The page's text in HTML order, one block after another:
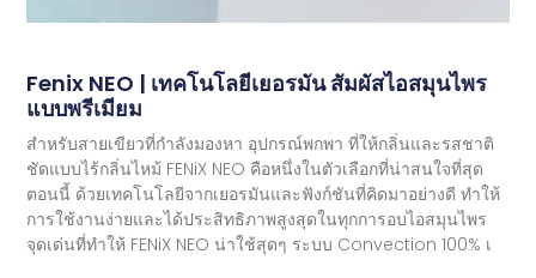
Fenix ​​​​NEO | เทคโนโลยีเยอรมัน สัมผัสไอสมุนไพร
แบบพรีเมียม
สำหรับสายเขียวที่กำลังมองหา อุปกรณ์พกพา ที่ให้กลิ่นและรสชาติ
ชัดแบบไร้กลิ่นไหม้ FENiX NEO คือหนึ่งในตัวเลือกที่น่าสนใจที่สุด
ตอนนี้ ด้วยเทคโนโลยีจากเยอรมันและฟังก์ชันที่คิดมาอย่างดี ทำให้
การใช้งานง่ายและได้ประสิทธิภาพสูงสุดในทุกการอบไอสมุนไพร
จุดเด่นที่ทำให้ FENiX NEO น่าใช้สุดๆ ระบบ Convection 100% เ